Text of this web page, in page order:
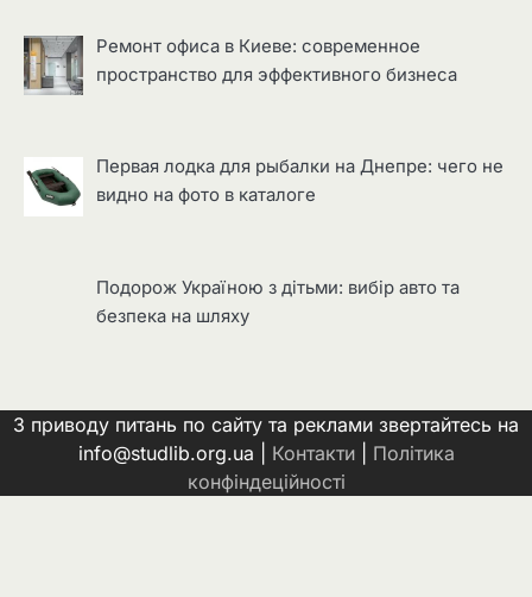
Ремонт офиса в Киеве: современное
пространство для эффективного бизнеса
Первая лодка для рыбалки на Днепре: чего не
видно на фото в каталоге
Подорож Україною з дітьми: вибір авто та
безпека на шляху
З приводу питань по сайту та реклами звертайтесь на
info@studlib.org.ua | Контакти| Політика
конфіндеційності